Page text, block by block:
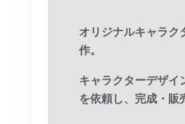
オリジナルキャラク
作。
キャラクターデザイ
を依頼し、完成・販